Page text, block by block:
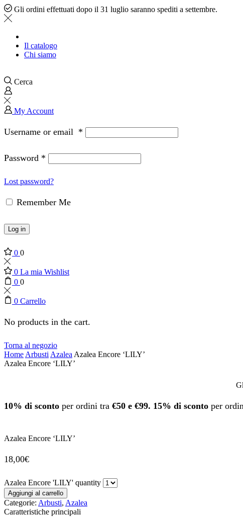
Gli ordini effettuati dopo il 31 luglio saranno spediti a settembre.
Il catalogo
Chi siamo
Cerca
My Account
Username or email *
Password *
Lost password?
Remember Me
Log in
0 0
0 La mia Wishlist
0 0
0 Carrello
No products in the cart.
Torna al negozio
Home Arbusti Azalea Azalea Encore ‘LILY’
Azalea Encore ‘LILY’
10% di sconto per ordini tra €50 e €99. 15% di sconto per
Azalea Encore ‘LILY’
18,00€
Azalea Encore 'LILY' quantity
Aggiungi al carrello
Categorie: Arbusti, Azalea
Caratteristiche principali